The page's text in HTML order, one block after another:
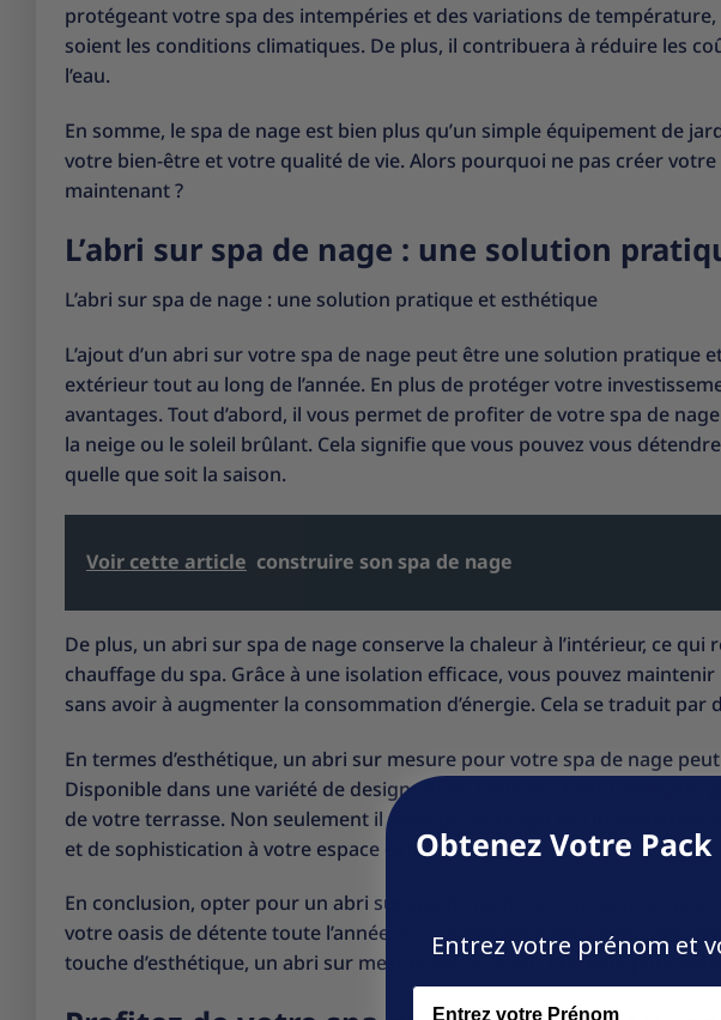
protégeant votre spa des intempéries et des variations de
soient les conditions climatiques. De plus, il contribuera à réduire les
l’eau.
En somme, le spa de nage est bien plus qu’un simple équipement de
votre bien-être et votre qualité de vie. Alors pourquoi ne pas créer
maintenant ?
L’abri sur spa de nage : une solution
L’abri sur spa de nage : une solution pratique et esthétique
L’ajout d’un abri sur votre spa de nage peut être une solution
extérieur tout au long de l’année. En plus de protéger votre
avantages. Tout d’abord, il vous permet de profiter de votre spa de
la neige ou le soleil brûlant. Cela signifie que vous pouvez vous
quelle que soit la saison.
Voir cette article construire son spa de nage
De plus, un abri sur spa de nage conserve la chaleur à l’intérieur, ce
chauffage du spa. Grâce à une isolation efficace, vous pouvez
sans avoir à augmenter la consommation d’énergie. Cela se traduit par
En termes d’esthétique, un abri sur mesure pour votre spa de nage
Disponible dans une variété de designs et de finitions, il peut s’adapter
de votre terrasse. Non seulement il protège votre spa des intempéries,
et de sophistication à votre espace extérieur.
En conclusion, opter pour un abri sur spa de nage est une solution
votre oasis de détente toute l’année. En protégeant votre
touche d’esthétique, un abri sur mesure est un atout précieux pour
Obtenez Votre
Entrez votre prénom et
Name